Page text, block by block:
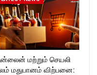
மற்றும் செயலி
மதுபானம் விற்பனை: